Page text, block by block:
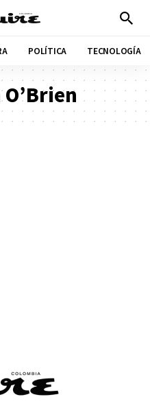
POLÍTICA TECNOLOGÍA